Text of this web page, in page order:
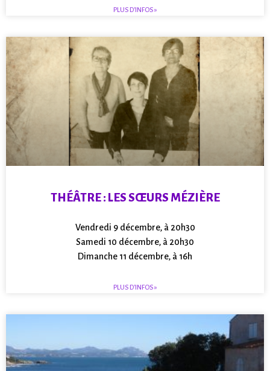
PLUS D'INFOS »
THÉÂTRE : LES SŒURS MÉZIÈRE
Vendredi 9 décembre, à 20h30
Samedi 10 décembre, à 20h30
Dimanche 11 décembre, à 16h
PLUS D'INFOS »